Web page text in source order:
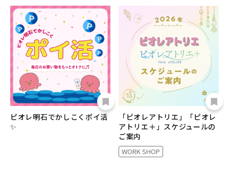
ピオレ明石でかしこくポイ活
✨
「ピオレアトリエ」「ピオレ
アトリエ＋」スケジュールの
ご案内
WORK SHOP